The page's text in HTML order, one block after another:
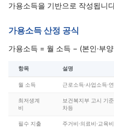
가용소득을 기반으로 작성됩니
가용소득 산정 공식
가용소득 = 월 소득 − (본인·부
항목 설명
월 소득 근로소득·사업소득·
최저생계
비
보건복지부 고시 기
차등
필수 지출 주거비·의료비·교육